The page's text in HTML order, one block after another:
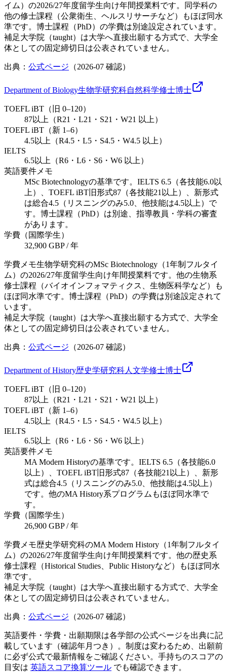
イム）の2026/27年度留学生向け年間授業料です。同学科の
他の修士課程（公衆衛生、ヘルスリサーチなど）もほぼ同水
準です。博士課程（PhD）の学費は別途設定されています。
補足大学院（taught）は大学へ直接出願する方式で、大学全
体としての固定締切日は公表されていません。
出典： 公式ページ （2026-07 確認）
Department of Biology生物学研究科自然科学修士博士
TOEFL iBT（旧 0–120）
87以上（R21・L21・S21・W21 以上）
TOEFL iBT（新 1–6）
4.5以上（R4.5・L5・S4.5・W4.5 以上）
IELTS
6.5以上（R6・L6・S6・W6 以上）
英語要件メモ
MSc Biotechnologyの基準です。IELTS 6.5（各技能6.0以
上）、TOEFL iBT旧形式87（各技能21以上）、新形式
は総合4.5（リスニングのみ5.0、他技能は4.5以上）で
す。博士課程（PhD）は別途、指導教員・学科の審査
があります。
学費（国際学生）
32,900 GBP / 年
学費メモ生物学研究科のMSc Biotechnology（1年制フルタイ
ム）の2026/27年度留学生向け年間授業料です。他の生物系
修士課程（バイオインフォマティクス、生物医科学など）も
ほぼ同水準です。博士課程（PhD）の学費は別途設定されて
います。
補足大学院（taught）は大学へ直接出願する方式で、大学全
体としての固定締切日は公表されていません。
出典： 公式ページ （2026-07 確認）
Department of History歴史学研究科人文学修士博士
TOEFL iBT（旧 0–120）
87以上（R21・L21・S21・W21 以上）
TOEFL iBT（新 1–6）
4.5以上（R4.5・L5・S4.5・W4.5 以上）
IELTS
6.5以上（R6・L6・S6・W6 以上）
英語要件メモ
MA Modern Historyの基準です。IELTS 6.5（各技能6.0
以上）、TOEFL iBT旧形式87（各技能21以上）、新形
式は総合4.5（リスニングのみ5.0、他技能は4.5以上）
です。他のMA History系プログラムもほぼ同水準で
す。
学費（国際学生）
26,900 GBP / 年
学費メモ歴史学研究科のMA Modern History（1年制フルタイ
ム）の2026/27年度留学生向け年間授業料です。他の歴史系
修士課程（Historical Studies、Public Historyなど）もほぼ同水
準です。
補足大学院（taught）は大学へ直接出願する方式で、大学全
体としての固定締切日は公表されていません。
出典： 公式ページ （2026-07 確認）
英語要件・学費・出願期限は各学部の公式ページを出典に記
載しています（確認年月つき）。制度は変わるため、出願前
に必ず公式で最新情報をご確認ください。手持ちのスコアの
目安は 英語スコア換算ツール でも確認できます。